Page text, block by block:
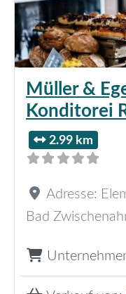
Müller &
Konditorei
2.99 km
Adresse:
Bad